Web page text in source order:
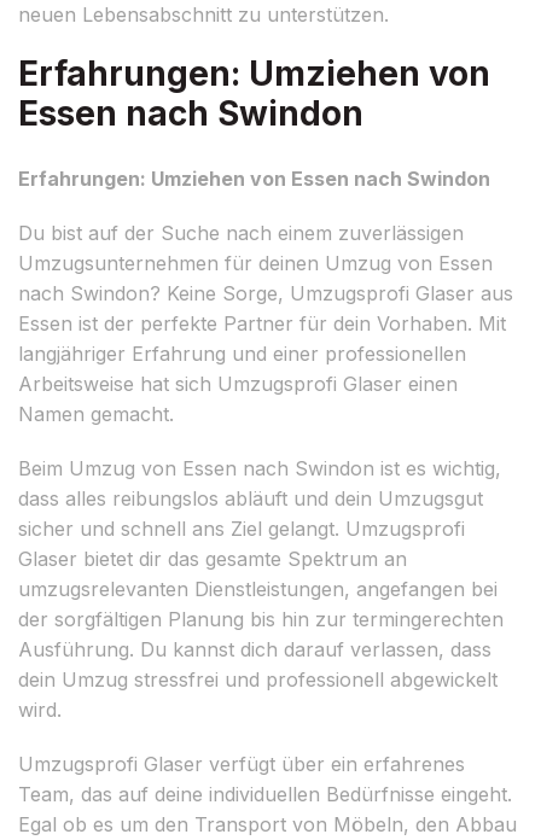
neuen Lebensabschnitt zu unterstützen.
Erfahrungen: Umziehen von
Essen nach Swindon
Erfahrungen: Umziehen von Essen nach Swindon
Du bist auf der Suche nach einem zuverlässigen
Umzugsunternehmen für deinen Umzug von Essen
nach Swindon? Keine Sorge, Umzugsprofi Glaser aus
Essen ist der perfekte Partner für dein Vorhaben. Mit
langjähriger Erfahrung und einer professionellen
Arbeitsweise hat sich Umzugsprofi Glaser einen
Namen gemacht.
Beim Umzug von Essen nach Swindon ist es wichtig,
dass alles reibungslos abläuft und dein Umzugsgut
sicher und schnell ans Ziel gelangt. Umzugsprofi
Glaser bietet dir das gesamte Spektrum an
umzugsrelevanten Dienstleistungen, angefangen bei
der sorgfältigen Planung bis hin zur termingerechten
Ausführung. Du kannst dich darauf verlassen, dass
dein Umzug stressfrei und professionell abgewickelt
wird.
Umzugsprofi Glaser verfügt über ein erfahrenes
Team, das auf deine individuellen Bedürfnisse eingeht.
Egal ob es um den Transport von Möbeln, den Abbau